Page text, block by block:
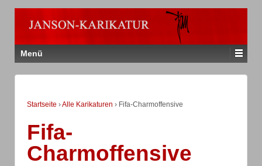
Menü
Startseite ›Alle Karikaturen › Fifa-Charmoffensive
Fifa-
Charmoffensive